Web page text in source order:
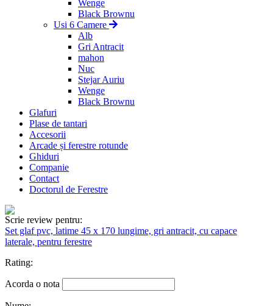
Wenge
Black Brownu
Usi 6 Camere
Alb
Gri Antracit
mahon
Nuc
Stejar Auriu
Wenge
Black Brownu
Glafuri
Plase de tantari
Accesorii
Arcade și ferestre rotunde
Ghiduri
Companie
Contact
Doctorul de Ferestre
Scrie review pentru:
Set glaf pvc, latime 45 x 170 lungime, gri antracit, cu capace
laterale, pentru ferestre
Rating:
Acorda o nota